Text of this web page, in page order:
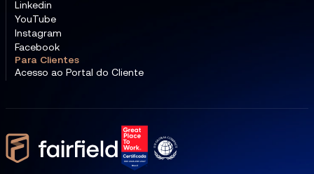
Linkedin
YouTube
Instagram
Facebook
Para Clientes
Acesso ao Portal do Cliente